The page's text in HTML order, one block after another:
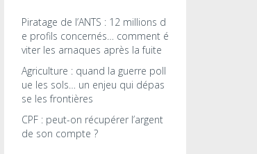
Piratage de l’ANTS : 12 millions d
e profils concernés… comment é
viter les arnaques après la fuite
Agriculture : quand la guerre poll
ue les sols… un enjeu qui dépas
se les frontières
CPF : peut-on récupérer l’argent
de son compte ?